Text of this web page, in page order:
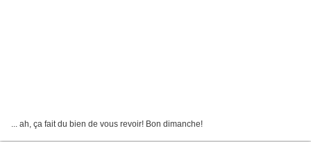
... ah, ça fait du bien de vous revoir! Bon dimanche!